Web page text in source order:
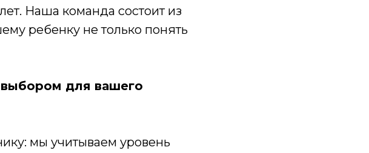
Наша команда состоит из
ребенку не только понять
для вашего
мы учитываем уровень